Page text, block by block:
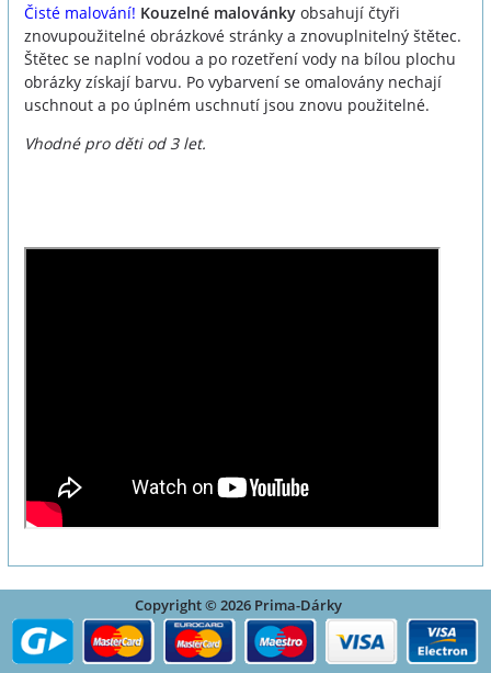
Čisté malování! Kouzelné malovánky obsahují čtyři
znovupoužitelné obrázkové stránky a znovuplnitelný štětec.
Štětec se naplní vodou a po rozetření vody na bílou plochu
obrázky získají barvu. Po vybarvení se omalovány nechají
uschnout a po úplném uschnutí jsou znovu použitelné.
Vhodné pro děti od 3 let.
Copyright © 2026 Prima-Dárky